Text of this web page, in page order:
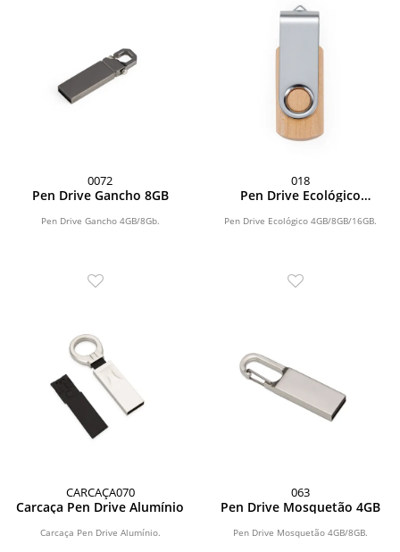
0072
Pen Drive Gancho 8GB
Pen Drive Gancho 4GB/8Gb.
018
Pen Drive Ecológico
Pen Drive Ecológico 4GB/8GB/16GB.
CARCAÇA070
Carcaça Pen Drive Alumínio
Carcaça Pen Drive Alumínio.
063
Pen Drive Mosquetão 4GB
Pen Drive Mosquetão 4GB/8GB.